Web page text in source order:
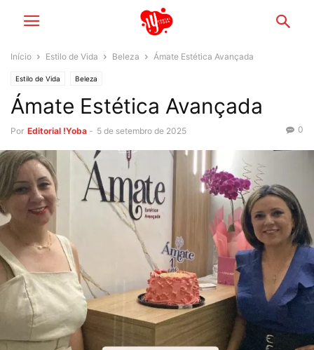
Início Estilo de Vida Beleza Ámate Estética Avançada
Estilo de Vida Beleza
Ámate Estética Avançada
Por Editorial !Yoba - 5 de setembro de 2025 0